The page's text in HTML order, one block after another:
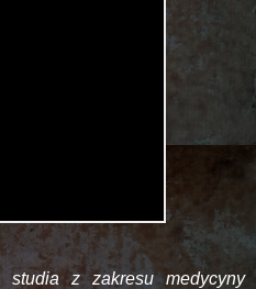
studia z zakresu medycyny